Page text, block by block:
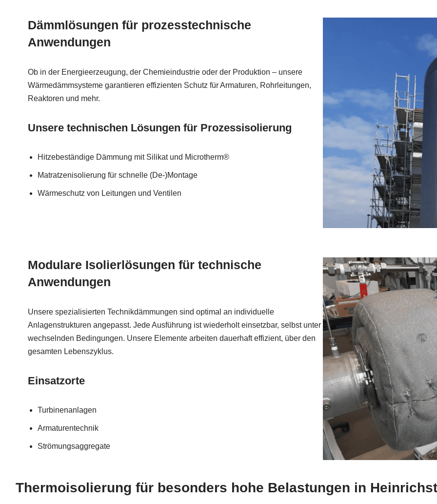
Dämmlösungen für prozesstechnische
Anwendungen
Ob in der Energieerzeugung, der Chemieindustrie oder der Produktion – unsere
Wärmedämmsysteme garantieren effizienten Schutz für Armaturen, Rohrleitungen,
Reaktoren und mehr.
Unsere technischen Lösungen für Prozessisolierung
Hitzebeständige Dämmung mit Silikat und Microtherm®
Matratzenisolierung für schnelle (De-)Montage
Wärmeschutz von Leitungen und Ventilen
Modulare Isolierlösungen für technische
Anwendungen
Unsere spezialisierten Technikdämmungen sind optimal an individuelle
Anlagenstrukturen angepasst. Jede Ausführung ist wiederholt einsetzbar, selbst unter
wechselnden Bedingungen. Unsere Elemente arbeiten dauerhaft effizient, über den
gesamten Lebenszyklus.
Einsatzorte
Turbinenanlagen
Armaturentechnik
Strömungsaggregate
Thermoisolierung für besonders hohe Belastungen in